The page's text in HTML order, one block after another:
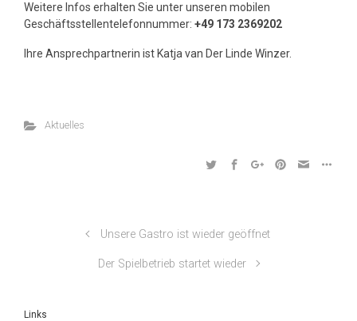
Weitere Infos erhalten Sie unter unseren mobilen
Geschäftsstellentelefonnummer: +49 173 2369202
Ihre Ansprechpartnerin ist Katja van Der Linde Winzer.
Aktuelles
Unsere Gastro ist wieder geöffnet
Der Spielbetrieb startet wieder
Links